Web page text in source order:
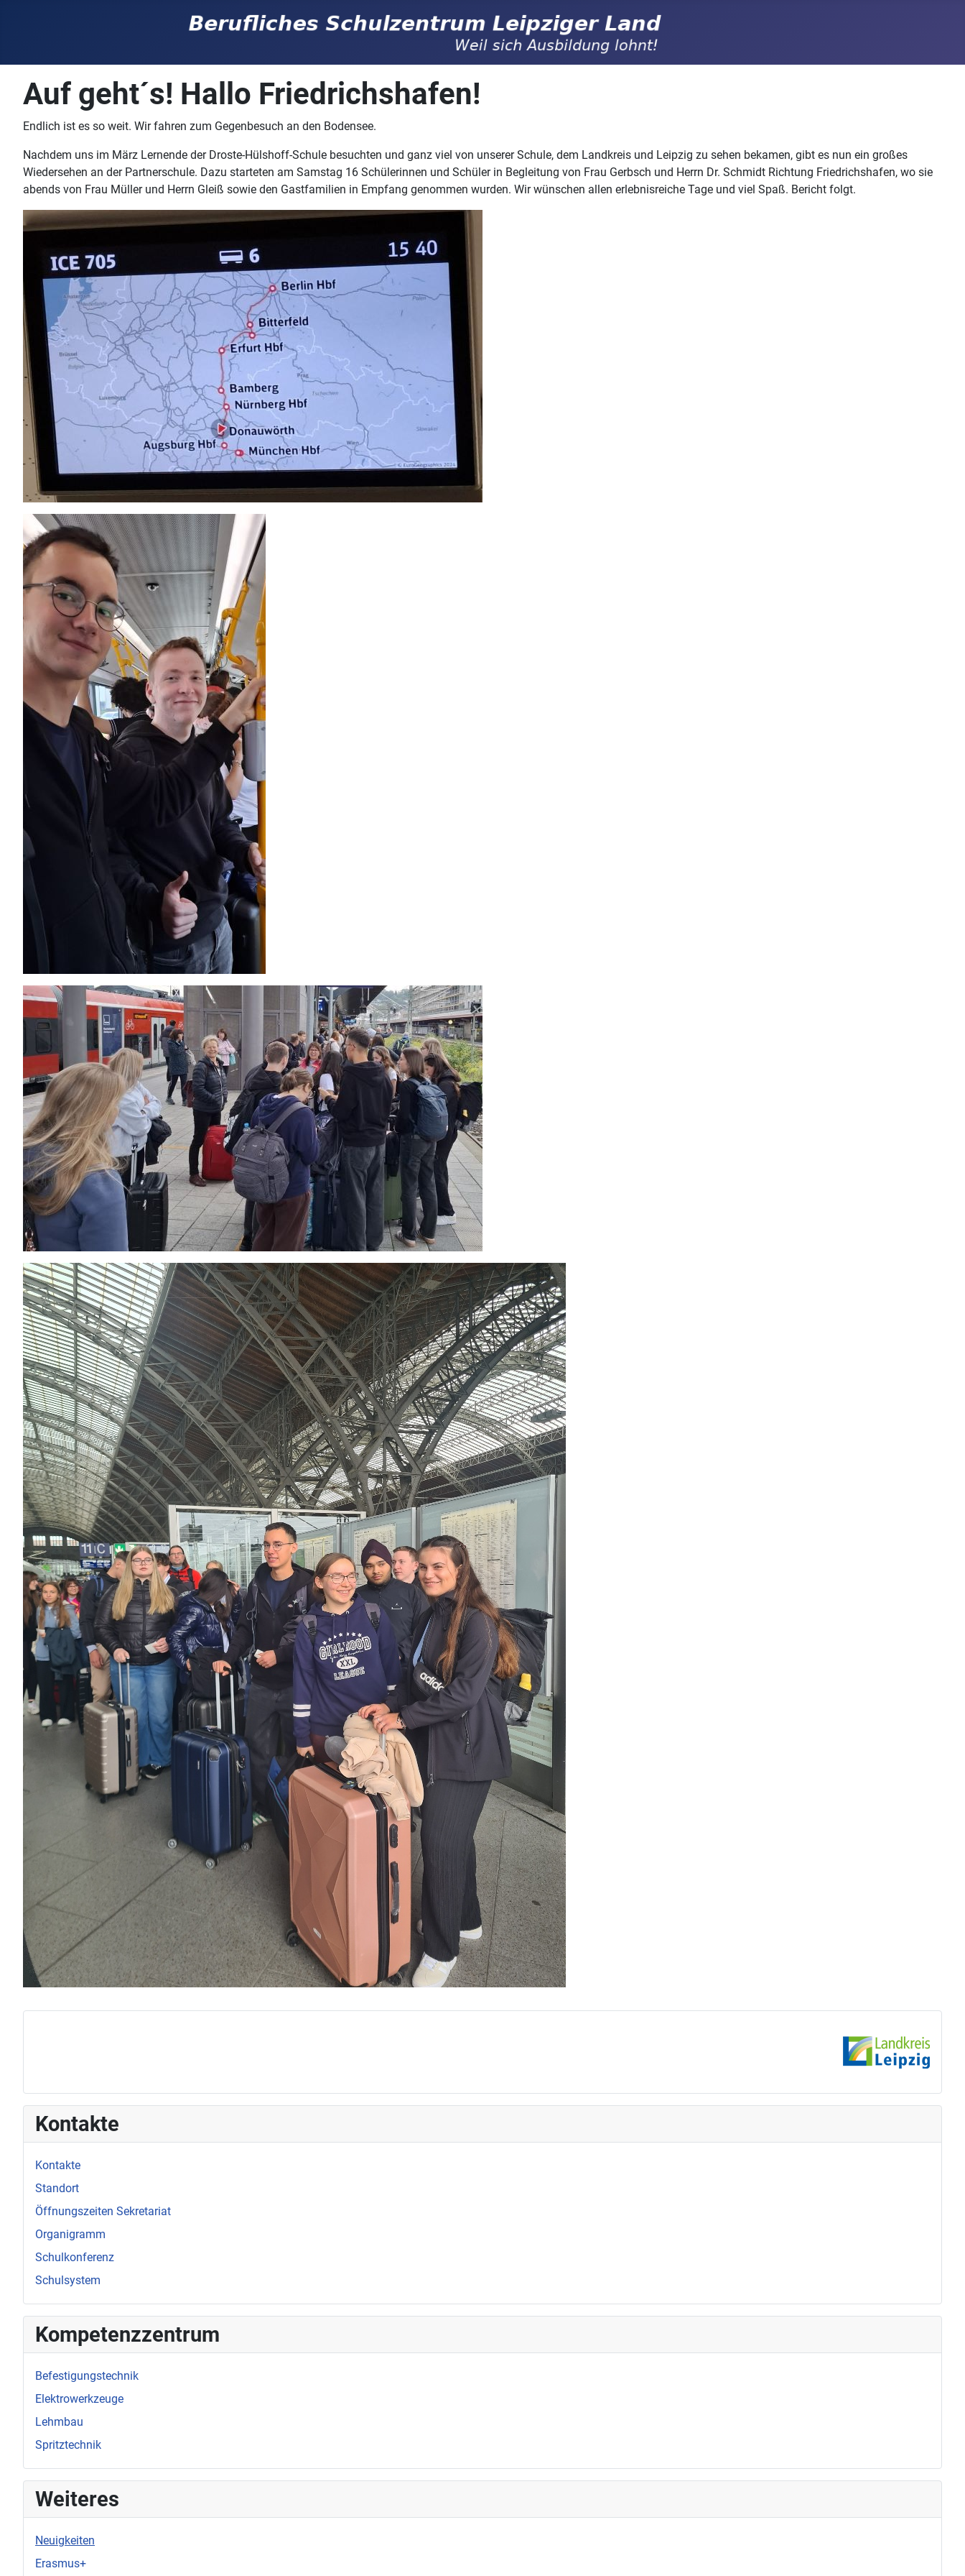
Auf geht´s! Hallo Friedrichshafen!
Endlich ist es so weit. Wir fahren zum Gegenbesuch an den Bodensee.
Nachdem uns im März Lernende der Droste-Hülshoff-Schule besuchten und ganz viel von unserer Schule, dem Landkreis und Leipzig zu sehen bekamen, gibt es nun ein großes
Wiedersehen an der Partnerschule. Dazu starteten am Samstag 16 Schülerinnen und Schüler in Begleitung von Frau Gerbsch und Herrn Dr. Schmidt Richtung Friedrichshafen, wo sie
abends von Frau Müller und Herrn Gleiß sowie den Gastfamilien in Empfang genommen wurden. Wir wünschen allen erlebnisreiche Tage und viel Spaß. Bericht folgt.
Kontakte
Kontakte
Standort
Öffnungszeiten Sekretariat
Organigramm
Schulkonferenz
Schulsystem
Kompetenzzentrum
Befestigungstechnik
Elektrowerkzeuge
Lehmbau
Spritztechnik
Weiteres
Neuigkeiten
Erasmus+